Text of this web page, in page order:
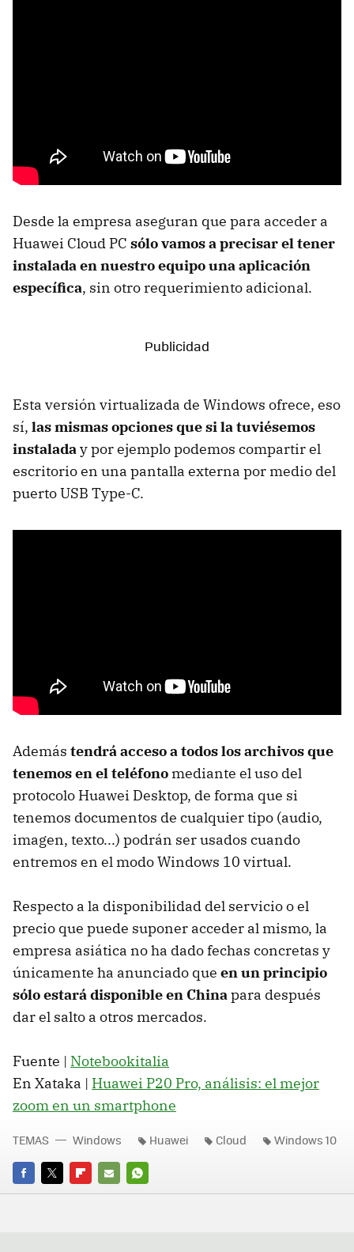
Desde la empresa aseguran que para acceder a
Huawei Cloud PC sólo vamos a precisar el tener
instalada en nuestro equipo una aplicación
específica, sin otro requerimiento adicional.
Esta versión virtualizada de Windows ofrece, eso
sí, las mismas opciones que si la tuviésemos
instaladay por ejemplo podemos compartir el
escritorio en una pantalla externa por medio del
puerto USB Type-C.
Además tendrá acceso a todos los archivos que
tenemos en el teléfono mediante el uso del
protocolo Huawei Desktop, de forma que si
tenemos documentos de cualquier tipo (audio,
imagen, texto...) podrán ser usados cuando
entremos en el modo Windows 10 virtual.
Respecto a la disponibilidad del servicio o el
precio que puede suponer acceder al mismo, la
empresa asiática no ha dado fechas concretas y
únicamente ha anunciado que en un principio
sólo estará disponible en Chinapara después
dar el salto a otros mercados.
Fuente | Notebookitalia
En Xataka | Huawei P20 Pro, análisis: el mejor
zoom en un smartphone
FACEBOOK
TWITTERFLIPBOARD
E-
WHATSAPP
TEMAS Windows Huawei Cloud Windows 10